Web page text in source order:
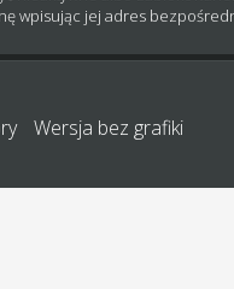
wpisując jej adres
Wersja bez grafiki